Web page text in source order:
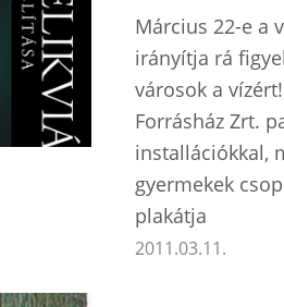
Március 22-e a
irányítja rá
városok a
Forrásház Zrt.
installációkkal,
gyermekek
plakátja
2011.03.11.